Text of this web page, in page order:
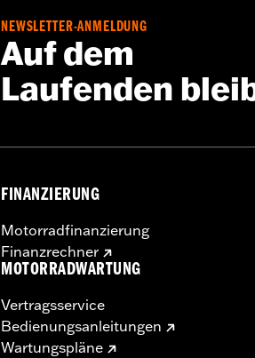
NEWSLETTER-ANMELDUNG
Auf dem
Laufenden
FINANZIERUNG
Motorradfinanzierung
Finanzrechner
MOTORRADWARTUNG
Vertragsservice
Bedienungsanleitungen
Wartungspläne